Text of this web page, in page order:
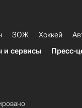
ЗОЖ Хоккей
и сервисы Пресс-